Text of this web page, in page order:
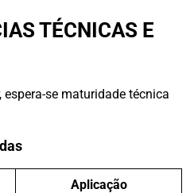
TÉCNICAS E
se maturidade técnica
Aplicação